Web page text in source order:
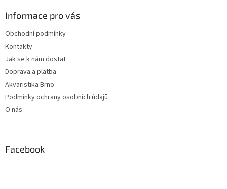
Informace pro vás
Obchodní podmínky
Kontakty
Jak se k nám dostat
Doprava a platba
Akvaristika Brno
Podmínky ochrany osobních údajů
O nás
Facebook